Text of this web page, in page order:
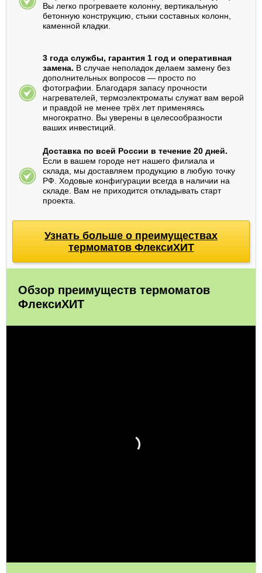
Вы легко прогреваете колонну, вертикальную
бетонную конструкцию, стыки составных колонн,
каменной кладки.
3 года службы, гарантия 1 год и оперативная
замена. В случае неполадок делаем замену без
дополнительных вопросов — просто по
фотографии. Благодаря запасу прочности
нагревателей, термоэлектроматы служат вам верой
и правдой не менее трёх лет применяясь
многократно. Вы уверены в целесообразности
ваших инвестиций.
Доставка по всей России в течение 20 дней.
Если в вашем городе нет нашего филиала и
склада, мы доставляем продукцию в любую точку
РФ. Ходовые конфигурации всегда в наличии на
складе. Вам не приходится откладывать старт
проекта.
Узнать больше о преимуществах
термоматов ФлексиХИТ
Обзор преимуществ термоматов
ФлексиХИТ